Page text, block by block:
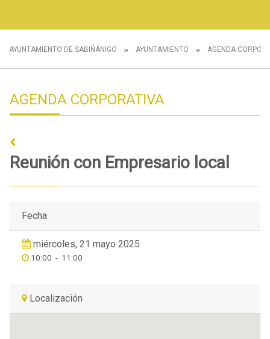
AYUNTAMIENTO DE SABIÑÁNIGO AYUNTAMIENTO AGENDA
AGENDA CORPORATIVA
Reunión con Empresario local
Fecha
miércoles, 21 mayo 2025
10:00 - 11:00
Localización